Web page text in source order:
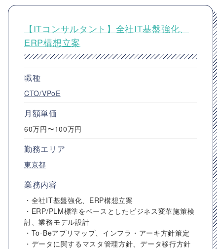
【ITコンサルタント】全社IT基盤強化、
ERP構想立案
職種
CTO/VPoE
月額単価
60万円〜100万円
勤務エリア
東京都
業務内容
・全社IT基盤強化、ERP構想立案
・ERP/PLM標準をベースとしたビジネス変革施策検
討、業務モデル設計
・To-Beアプリマップ、インフラ・アーキ方針策定
・データに関するマスタ管理方針、データ移行方針